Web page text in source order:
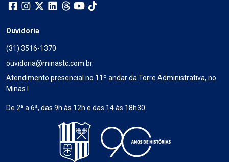
Ouvidoria
(31) 3516-1370
ouvidoria@minastc.com.br
Atendimento presencial no 11º andar da Torre Administrativa, no
Minas I
De 2ª a 6ª, das 9h às 12h e das 14 às 18h30